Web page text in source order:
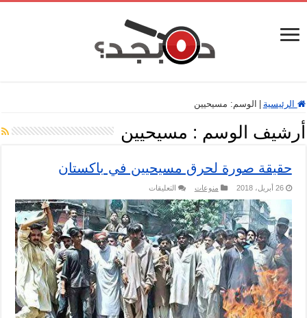
الرئيسية الوسم: مسيحيين
أرشيف الوسم : مسيحيين
حقيقة صورة لحرق مسيحيين في باكستان
26 أبريل، 2018 منوعات التعليقات
صورة
لحرق
مسيحيين
في
باكستان
مغلقة